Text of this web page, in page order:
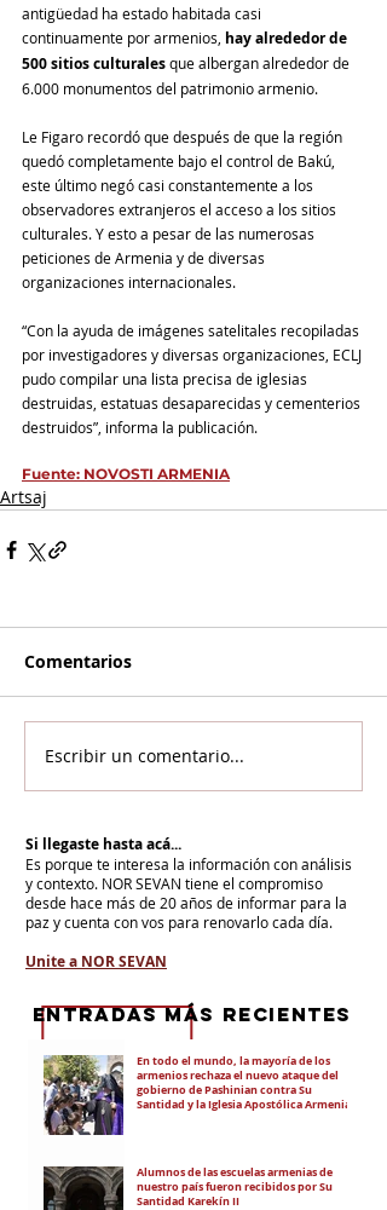
antigüedad ha estado habitada casi
continuamente por armenios, hay alrededor de
500 sitios culturales que albergan alrededor de
6.000 monumentos del patrimonio armenio.
Le Figaro recordó que después de que la región
quedó completamente bajo el control de Bakú,
este último negó casi constantemente a los
observadores extranjeros el acceso a los sitios
culturales. Y esto a pesar de las numerosas
peticiones de Armenia y de diversas
organizaciones internacionales.
“Con la ayuda de imágenes satelitales recopiladas
por investigadores y diversas organizaciones, ECLJ
pudo compilar una lista precisa de iglesias
destruidas, estatuas desaparecidas y cementerios
destruidos”, informa la publicación.
Fuente: NOVOSTI ARMENIA
Artsaj
Comentarios
Escribir un comentario...
Si llegaste hasta acá...
Es porque te interesa la información con análisis
y contexto. NOR SEVAN tiene el compromiso
desde hace más de 20 años de informar para la
paz y cuenta con vos para renovarlo cada día.
Unite a NOR SEVAN
En todo el mundo, la mayoría de los
armenios rechaza el nuevo ataque del
gobierno de Pashinian contra Su
Santidad y la Iglesia Apostólica Armenia
Alumnos de las escuelas armenias de
nuestro país fueron recibidos por Su
Santidad Karekín II
eNTRADAS MÁS RECIENTES